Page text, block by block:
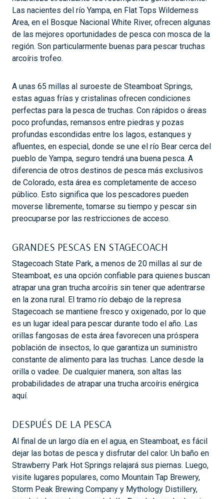
Las nacientes del río Yampa, en Flat Tops Wilderness
Area, en el Bosque Nacional White River, ofrecen algunas
de las mejores oportunidades de pesca con mosca de la
región. Son particularmente buenas para pescar truchas
arcoíris trofeo.
A unas 65 millas al suroeste de Steamboat Springs,
estas aguas frías y cristalinas ofrecen condiciones
perfectas para la pesca de truchas. Con rápidos o áreas
poco profundas, remansos entre piedras y pozas
profundas escondidas entre los lagos, estanques y
afluentes, en especial, donde se une el río Bear cerca del
pueblo de Yampa, seguro tendrá una buena pesca. A
diferencia de otros destinos de pesca más exclusivos
de Colorado, esta área es completamente de acceso
público. Esto significa que los pescadores pueden
moverse libremente, tomarse su tiempo y pescar sin
preocuparse por las restricciones de acceso.
GRANDES PESCAS EN STAGECOACH
Stagecoach State Park, a menos de 20 millas al sur de
Steamboat, es una opción confiable para quienes buscan
atrapar una gran trucha arcoíris sin tener que adentrarse
en la zona rural. El tramo río debajo de la represa
Stagecoach se mantiene fresco y oxigenado, por lo que
es un lugar ideal para pescar durante todo el año. Las
orillas fangosas de esta área favorecen una próspera
población de insectos, lo que garantiza un suministro
constante de alimento para las truchas. Lance desde la
orilla o vadee. De cualquier manera, son altas las
probabilidades de atrapar una trucha arcoíris enérgica
aquí.
DESPUÉS DE LA PESCA
Al final de un largo día en el agua, en Steamboat, es fácil
dejar las botas de pesca y disfrutar del calor. Un baño en
Strawberry Park Hot Springs relajará sus piernas. Luego,
visite lugares populares, como Mountain Tap Brewery,
Storm Peak Brewing Company y Mythology Distillery,